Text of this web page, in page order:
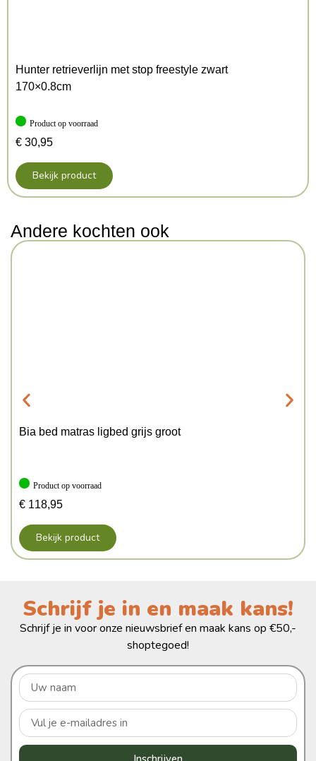
Hunter retrieverlijn met stop freestyle zwart
170×0.8cm
Product op voorraad
€ 30,95
Bekijk product
Andere kochten ook
Bia bed matras ligbed grijs groot
Product op voorraad
€ 118,95
Bekijk product
Schrijf je in en maak kans!
Schrijf je in voor onze nieuwsbrief en maak kans op €50,-
shoptegoed!